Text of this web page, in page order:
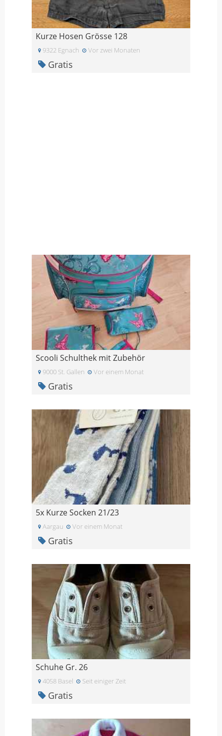
Kurze Hosen Grösse 128
9322 Egnach Vor zwei Monaten
Gratis
Scooli Schulthek mit Zubehör
9000 St. Gallen Vor einem Monat
Gratis
5x Kurze Socken 21/23
Aargau Vor einem Monat
Gratis
Schuhe Gr. 26
4058 Basel Seit einiger Zeit
Gratis